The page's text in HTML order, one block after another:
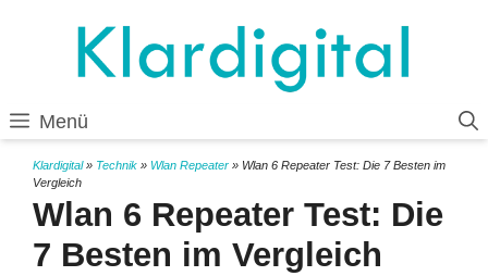
Menü
Klardigital» Technik » Wlan Repeater » Wlan 6 Repeater Test: Die 7 Besten im
Vergleich
Wlan 6 Repeater Test: Die
7 Besten im Vergleich